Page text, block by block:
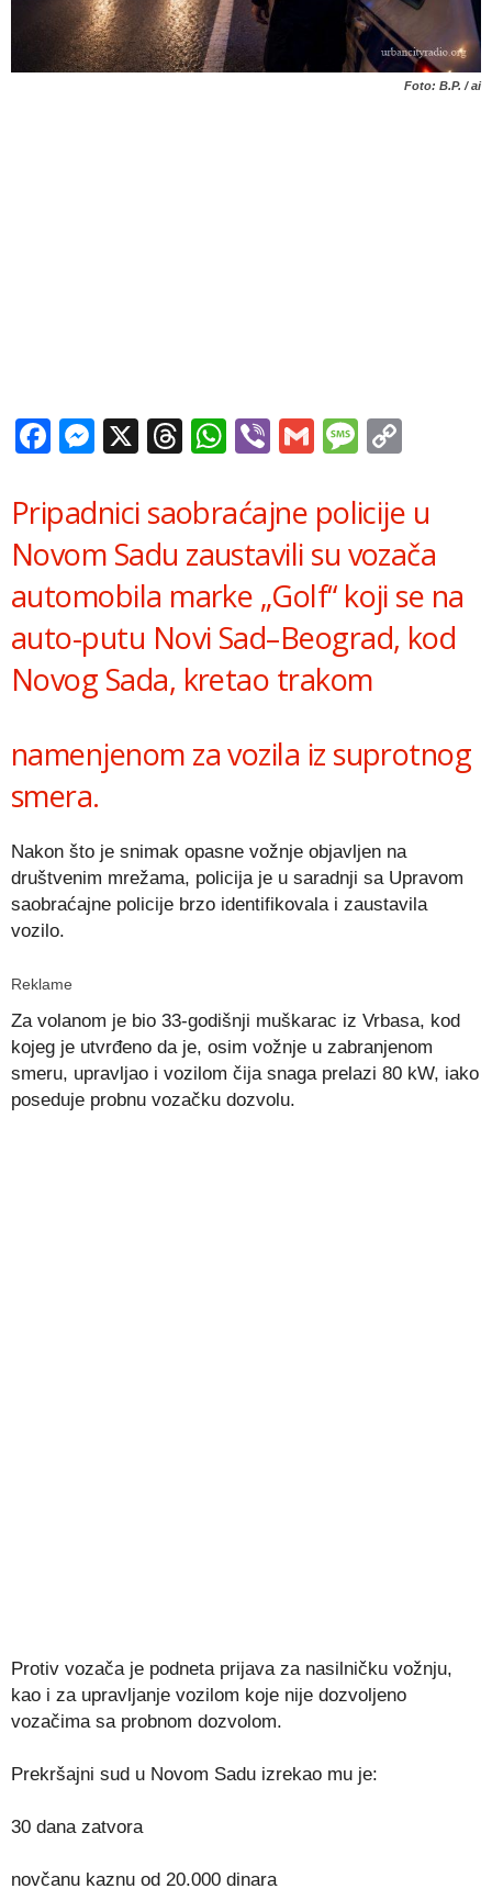
Foto: B.P. / ai
Facebook
Messenger
X Threads
WhatsApp
ViberGmail
Pripadnici saobraćajne policije u
Novom Sadu zaustavili su vozača
automobila marke „Golf“ koji se na
auto-putu Novi Sad–Beograd, kod
Novog Sada, kretao trakom
namenjenom za vozila iz suprotnog
smera.
Nakon što je snimak opasne vožnje objavljen na
društvenim mrežama, policija je u saradnji sa Upravom
saobraćajne policije brzo identifikovala i zaustavila
vozilo.
Reklame
Za volanom je bio 33-godišnji muškarac iz Vrbasa, kod
kojeg je utvrđeno da je, osim vožnje u zabranjenom
smeru, upravljao i vozilom čija snaga prelazi 80 kW, iako
poseduje probnu vozačku dozvolu.
Protiv vozača je podneta prijava za nasilničku vožnju,
kao i za upravljanje vozilom koje nije dozvoljeno
vozačima sa probnom dozvolom.
Prekršajni sud u Novom Sadu izrekao mu je:
30 dana zatvora
novčanu kaznu od 20.000 dinara